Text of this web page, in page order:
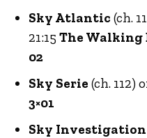
Sky Atlantic (ch.
21:15 The Walking
02
Sky Serie (ch. 112)
3×01
Sky Investigation